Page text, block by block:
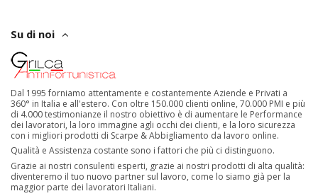
Su di noi
Dal 1995 forniamo attentamente e costantemente Aziende e Privati a
360° in Italia e all'estero. Con oltre 150.000 clienti online, 70.000 PMI e più
di 4.000 testimonianze il nostro obiettivo è di aumentare le Performance
dei lavoratori, la loro immagine agli occhi dei clienti, e la loro sicurezza
con i migliori prodotti di Scarpe & Abbigliamento da lavoro online.
Qualità e Assistenza costante sono i fattori che più ci distinguono.
Grazie ai nostri consulenti esperti, grazie ai nostri prodotti di alta qualità:
diventeremo il tuo nuovo partner sul lavoro, come lo siamo già per la
maggior parte dei lavoratori Italiani.